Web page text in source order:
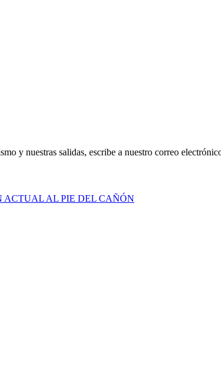
y nuestras salidas, escribe a nuestro correo
AL PIE DEL CAÑÓN